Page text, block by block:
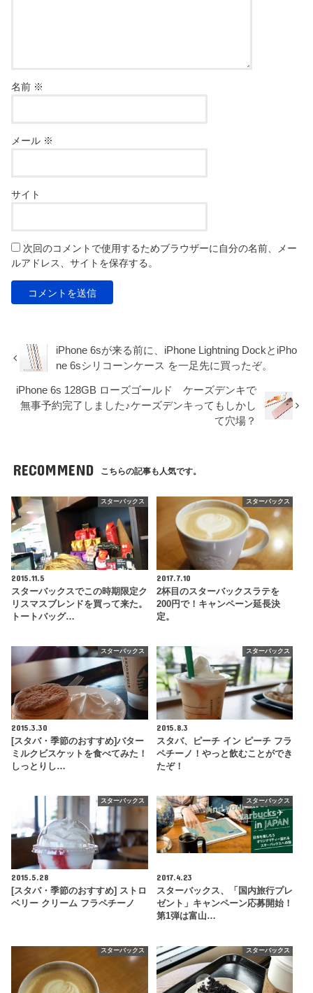
名前 ※
メール ※
サイト
次回のコメントで使用するためブラウザーに自分の名前、メー
ルアドレス、サイトを保存する。
iPhone 6sが来る前に、iPhone Lightning DockとiPho
ne 6sシリコーンケース を一足先に買ったぞ。
iPhone 6s 128GB ローズゴールド ケーズデンキで
無事予約完了しました♪ケーズデンキってもしかし
て穴場？
RECOMMEND こちらの記事も人気です。
スターバックス
2015.11.5
スターバックスでこの時期限定ク
リスマスブレンドを買って来た。
トートバッグ…
スターバックス
2017.7.10
2杯目のスターバックスラテを
200円で！キャンペーン延長決
定。
スターバックス
2015.3.30
[スタバ・季節のおすすめ]バター
ミルクビスケットを食べてみた！
しっとりし…
スターバックス
2015.8.3
スタバ、ピーチ イン ピーチ フラ
ペチーノ！やっと飲むことができ
たぞ！
スターバックス
2015.5.28
[スタバ・季節のおすすめ] ストロ
ベリー クリーム フラペチーノ
スターバックス
2017.4.23
スターバックス、「国内旅行プレ
ゼント」キャンペーン応募開始！
第1弾は富山…
スターバックス スターバックス